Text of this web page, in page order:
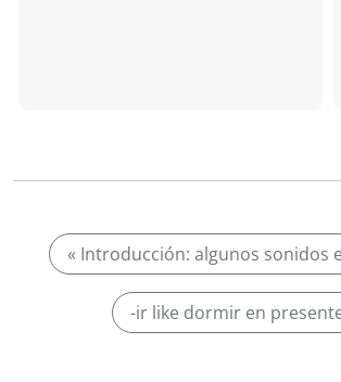
« Introducción: algunos sonidos
-ir like dormir en